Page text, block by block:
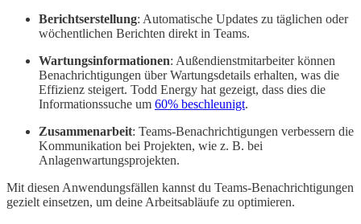
Berichtserstellung: Automatische Updates zu täglichen oder
wöchentlichen Berichten direkt in Teams.
Wartungsinformationen: Außendienstmitarbeiter können
Benachrichtigungen über Wartungsdetails erhalten, was die
Effizienz steigert. Todd Energy hat gezeigt, dass dies die
Informationssuche um 60% beschleunigt.
Zusammenarbeit: Teams-Benachrichtigungen verbessern die
Kommunikation bei Projekten, wie z. B. bei
Anlagenwartungsprojekten.
Mit diesen Anwendungsfällen kannst du Teams-Benachrichtigungen
gezielt einsetzen, um deine Arbeitsabläufe zu optimieren.